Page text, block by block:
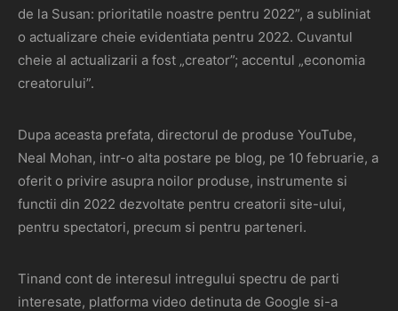
de la Susan: prioritatile noastre pentru 2022”, a subliniat
o actualizare cheie evidentiata pentru 2022. Cuvantul
cheie al actualizarii a fost „creator”; accentul „economia
creatorului”.
Dupa aceasta prefata, directorul de produse YouTube,
Neal Mohan, intr-o alta postare pe blog, pe 10 februarie, a
oferit o privire asupra noilor produse, instrumente si
functii din 2022 dezvoltate pentru creatorii site-ului,
pentru spectatori, precum si pentru parteneri.
Tinand cont de interesul intregului spectru de parti
interesate, platforma video detinuta de Google si-a